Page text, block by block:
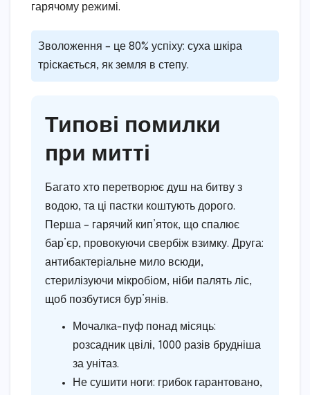
гарячому режимі.
Зволоження – це 80% успіху: суха шкіра
тріскається, як земля в степу.
Типові помилки
при митті
Багато хто перетворює душ на битву з
водою, та ці пастки коштують дорого.
Перша – гарячий кип’яток, що спалює
бар’єр, провокуючи свербіж взимку. Друга:
антибактеріальне мило всюди,
стерилізуючи мікробіом, ніби палять ліс,
щоб позбутися бур’янів.
Мочалка-пуф понад місяць:
розсадник цвілі, 1000 разів брудніша
за унітаз.
Не сушити ноги: грибок гарантовано,